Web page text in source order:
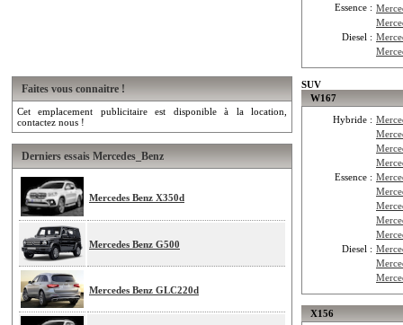
Faites vous connaitre !
Cet emplacement publicitaire est disponible à la location,
contactez nous !
Derniers essais Mercedes_Benz
Mercedes Benz X350d
Mercedes Benz G500
Mercedes Benz GLC220d
Essence :
Diesel :
SUV
W167
Hybride :
Essence :
Diesel :
X156